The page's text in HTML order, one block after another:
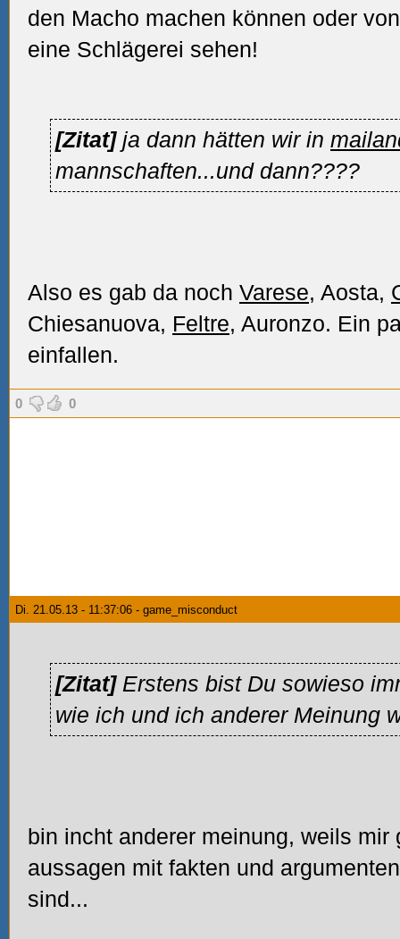
den Macho machen können oder
eine Schlägerei sehen!
[Zitat] ja dann hätten wir in
mannschaften...und dann????
Also es gab da noch Varese, Aosta,
Chiesanuova, Feltre, Auronzo. Ein
einfallen.
0 0
Di. 21.05.13 - 11:37:06 - game_misconduct
[Zitat] Erstens bist Du sowieso
wie ich und ich anderer Meinung
bin incht anderer meinung, weils
aussagen mit fakten und
sind...